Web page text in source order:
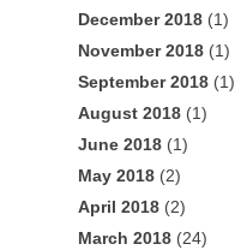
December 2018 (1)
November 2018 (1)
September 2018 (1)
August 2018 (1)
June 2018 (1)
May 2018 (2)
April 2018 (2)
March 2018 (24)